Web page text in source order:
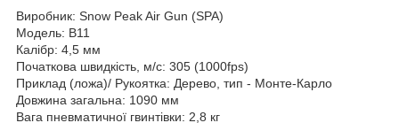
Виробник: Snow Peak Air Gun (SPA)
Модель: B11
Калібр: 4,5 мм
Початкова швидкість, м/с: 305 (1000fps)
Приклад (ложа)/ Рукоятка: Дерево, тип - Монте-Карло
Довжина загальна: 1090 мм
Вага пневматичної гвинтівки: 2,8 кг